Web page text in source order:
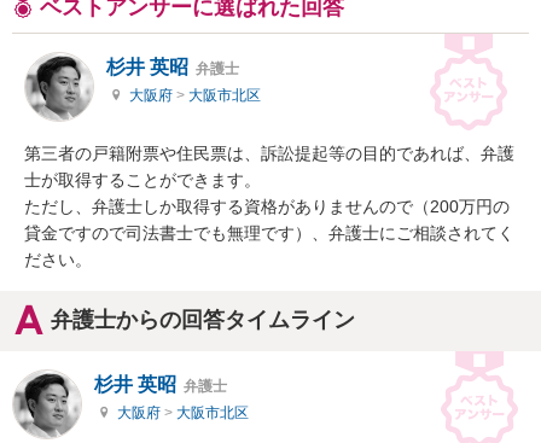
ベストアンサーに選ばれた回答
杉井 英昭 弁護士
大阪府 > 大阪市北区
第三者の戸籍附票や住民票は、訴訟提起等の目的であれば、弁護
士が取得することができます。
ただし、弁護士しか取得する資格がありませんので（200万円の
貸金ですので司法書士でも無理です）、弁護士にご相談されてく
ださい。
弁護士からの回答タイムライン
杉井 英昭 弁護士
大阪府 > 大阪市北区